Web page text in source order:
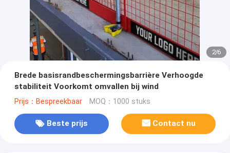
2/6
Brede basisrandbeschermingsbarrière Verhoogde
stabiliteit Voorkomt omvallen bij wind
Prijs：Bespreekbaar MOQ：1000 stuks
Beste prijs Contact nu